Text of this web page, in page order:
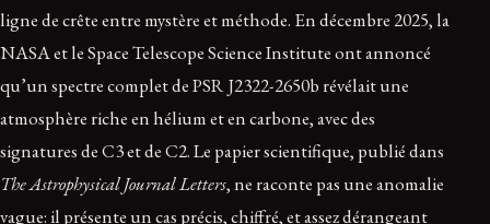
ligne de crête entre mystère et méthode. En décembre 2025, la
NASA et le Space Telescope Science Institute ont annoncé
qu’un spectre complet de PSR J2322-2650b révélait une
atmosphère riche en hélium et en carbone, avec des
signatures de C3 et de C2. Le papier scientifique, publié dans
The Astrophysical Journal Letters, ne raconte pas une anomalie
vague: il présente un cas précis, chiffré, et assez dérangeant